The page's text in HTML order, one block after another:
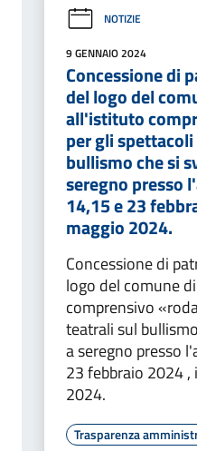
NOTIZIE
9 GENNAIO 2024
Concessione di
del logo del
all'istituto
per gli
bullismo che si
seregno presso
14,15 e 23
maggio 2024.
Concessione di
logo del comune
comprensivo
teatrali sul
a seregno presso
23 febbraio 2024 ,
2024.
Trasparenza